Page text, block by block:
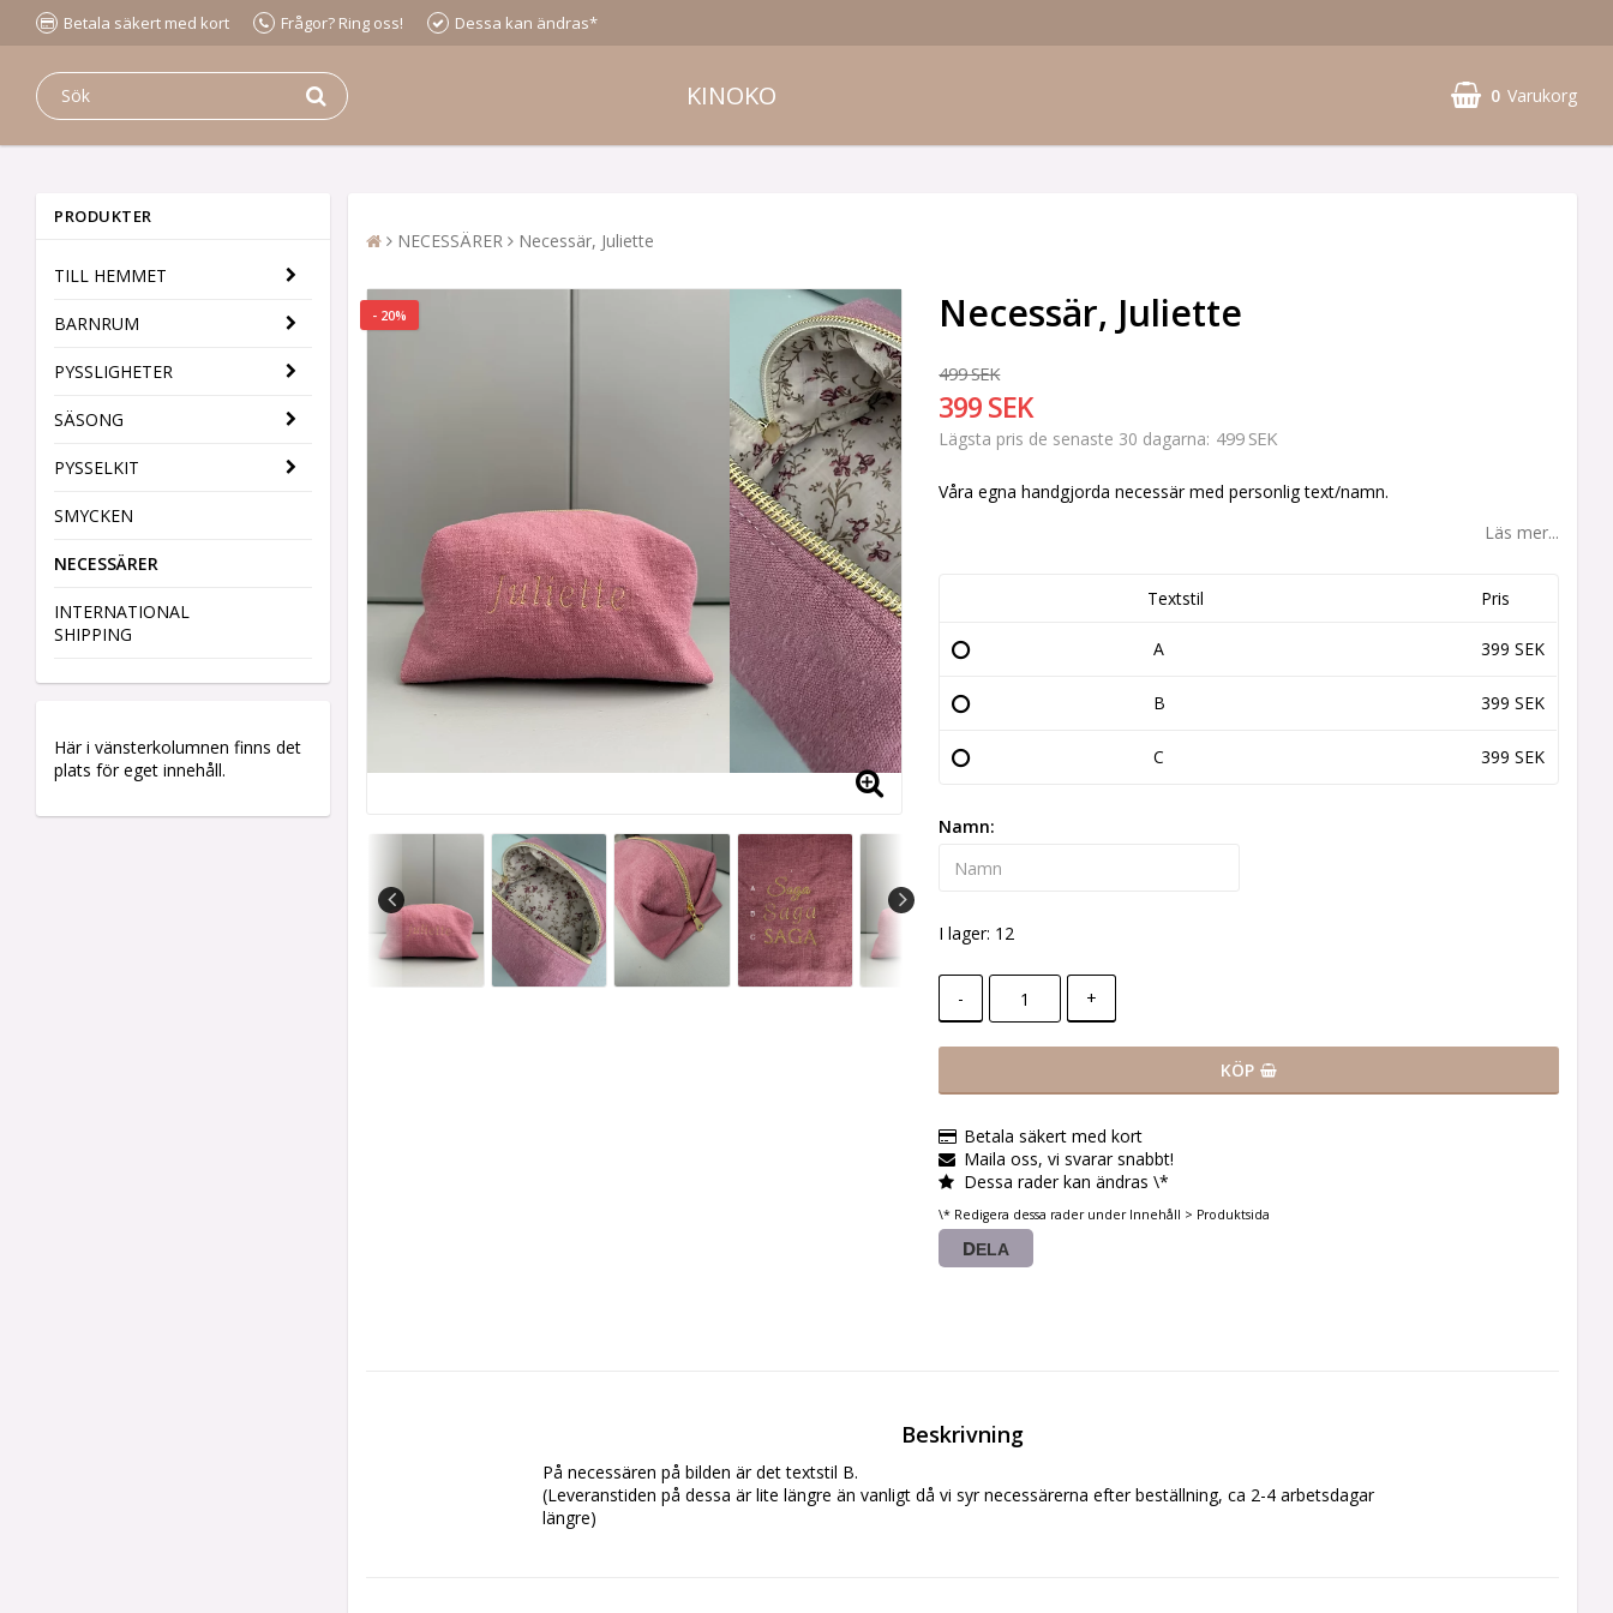
Betala säkert med kort Frågor? Ring oss! Dessa kan ändras*
KINOKO 0 Varukorg
PRODUKTER
TILL HEMMET
BARNRUM
PYSSLIGHETER
SÄSONG
PYSSELKIT
SMYCKEN
NECESSÄRER
INTERNATIONAL
SHIPPING
Här i vänsterkolumnen finns det
plats för eget innehåll.
NECESSÄRER Necessär, Juliette
- 20% Necessär, Juliette
499 SEK
399 SEK
Lägsta pris de senaste 30 dagarna 499 SEK
Våra egna handgjorda necessär med personlig text/namn.
Läs mer...
Textstil Pris
A 399 SEK
B 399 SEK
C 399 SEK
Namn:
I lager: 12
- +
KÖP
Betala säkert med kort
Maila oss, vi svarar snabbt!
Dessa rader kan ändras \*
\* Redigera dessa rader under Innehåll > Produktsida
DELA
Beskrivning
På necessären på bilden är det textstil B.
(Leveranstiden på dessa är lite längre än vanligt då vi syr necessärerna efter beställning, ca 2-4 arbetsdagar
längre)